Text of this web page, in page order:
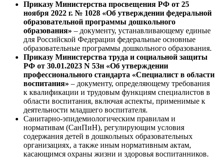
Приказу Министерства просвещения РФ от 25
ноября 2022 г. № 1028 «Об утверждении федеральной
образовательной программы дошкольного
образования» – документу, устанавливающему единые
для Российской Федерации федеральные основные
образовательные программы дошкольного образования.
Приказу Министерства труда и социальной защиты
РФ от 30.01.2023 N 53н «Об утверждении
профессионального стандарта «Специалист в области
воспитания» – документу, определяющему требования
к квалификации и трудовым функциям специалистов в
области воспитания, включая аспекты, применимые к
деятельности младшего воспитателя.
Санитарно-эпидемиологическим правилам и
нормативам (СанПиН), регулирующим условия
содержания детей в дошкольных образовательных
организациях, а также иным нормативным актам,
касающимся охраны жизни и здоровья воспитанников.